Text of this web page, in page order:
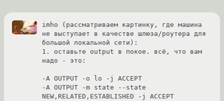
imho (рассматриваем картинку, где машина
не выступает в качестве шлюза/роутера для
большой локальной сети):
1. оставьте output в покое. всё, что вам
надо - это:
-A OUTPUT -o lo -j ACCEPT
-A OUTPUT -m state --state
NEW,RELATED,ESTABLISHED -j ACCEPT